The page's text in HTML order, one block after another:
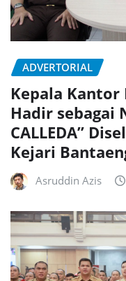
ADVERTORIAL
Kepala Kantor
Hadir sebagai
CALLEDA”
Kejari
Asruddin Azis